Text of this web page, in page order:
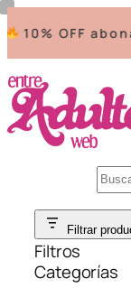
10% OFF
Saltar
contenido
Filtrar
Filtros
Categorías